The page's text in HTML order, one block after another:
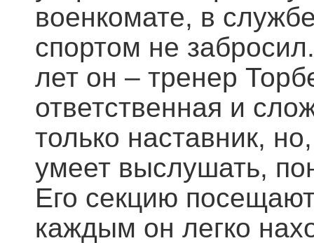
военкомате, в
спортом не
лет он – тренер
ответственная и
только наставник,
умеет выслушать,
Его секцию
каждым он легко